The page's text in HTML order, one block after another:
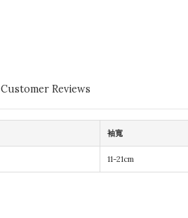
Customer Reviews
袖寬
11-21cm